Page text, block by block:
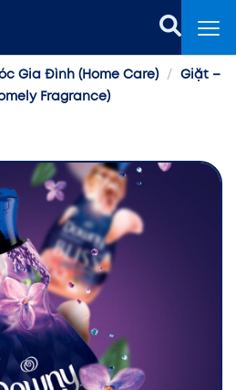
Gia Đình (Home Care)
Giặt –
Fragrance)